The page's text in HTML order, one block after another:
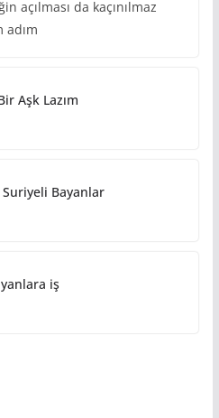
açılması da kaçınılmaz
Aşk Lazım
Suriyeli Bayanlar
iş